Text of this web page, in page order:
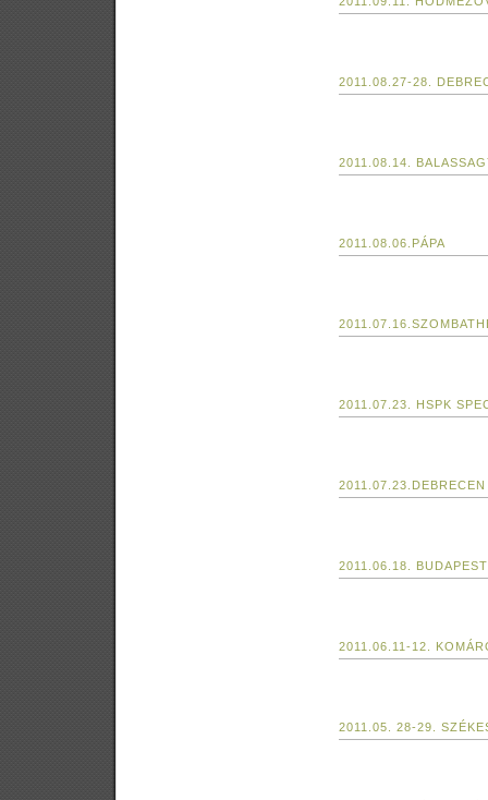
2011.08.27-28.
2011.08.14.
2011.08.06.PÁPA
2011.07.23. HSPK
2011.06.18.
2011.06.11-12.
2011.05. 28-29.